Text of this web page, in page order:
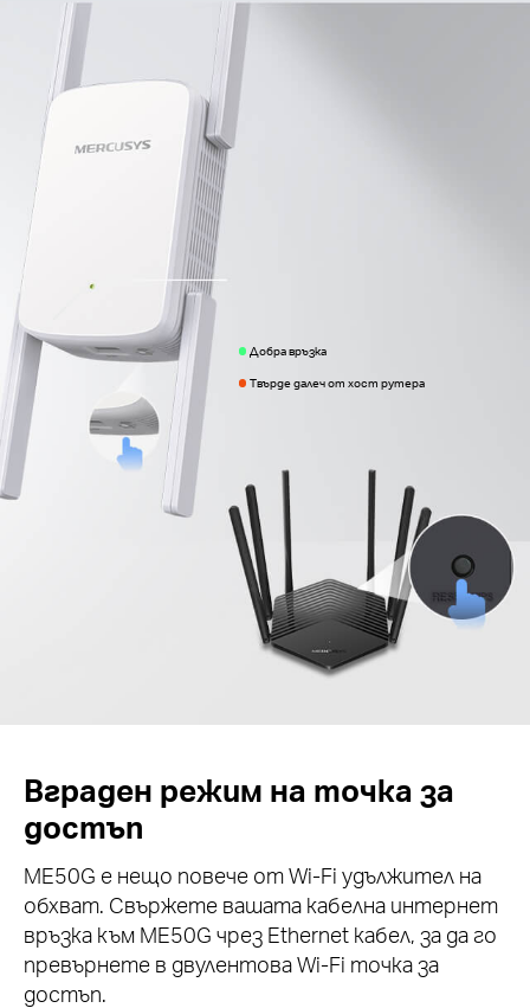
Добра връзка
Tвърде далеч от хост рутера
Вграден режим на точка за
достъп
ME50G е нещо повече от Wi-Fi удължител на
обхват. Свържете вашата кабелна интернет
връзка към ME50G чрез Ethernet кабел, за да го
превърнете в двулентова Wi-Fi точка за
достъп.